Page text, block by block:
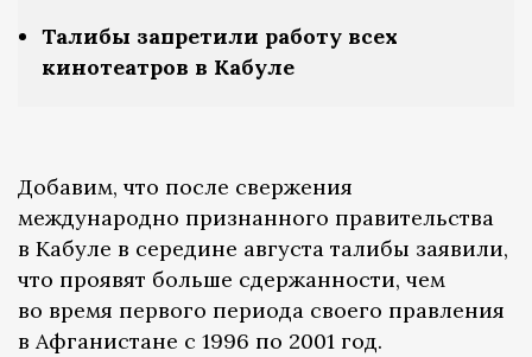
Талибы запретили работу всех
кинотеатров в Кабуле
Добавим, что после свержения
международно признанного правительства
в Кабуле в середине августа талибы заявили,
что проявят больше сдержанности, чем
во время первого периода своего правления
в Афганистане с 1996 по 2001 год.